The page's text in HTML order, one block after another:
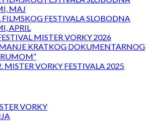
MAJ
FILMSKOG FESTIVALA SLOBODNA
APRIL
MISTER VORKY 2026
KRATKOG DOKUMENTARNOG
MISTER VORKY FESTIVALA 2025
VORKY